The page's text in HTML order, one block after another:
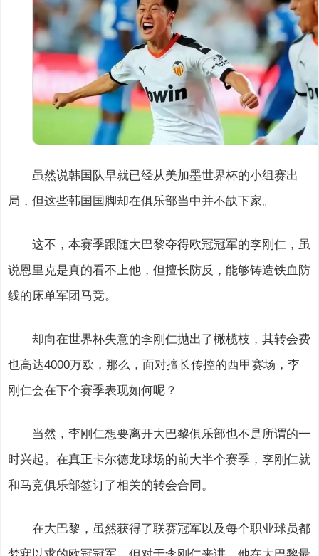
虽然说韩国队早就已经从美加墨世界杯的小组赛出
局，但这些韩国国脚却在俱乐部当中并不缺下家。
这不，本赛季跟随大巴黎夺得欧冠冠军的李刚仁，虽
说恩里克是真的看不上他，但擅长防反，能够铸造铁血防
线的床单军团马竞。
却向在世界杯失意的李刚仁抛出了橄榄枝，其转会费
也高达4000万欧，那么，面对擅长传控的西甲赛场，李
刚仁会在下个赛季表现如何呢？
当然，李刚仁想要离开大巴黎俱乐部也不是所谓的一
时兴起。在真正卡尔德龙球场的前大半个赛季，李刚仁就
和马竞俱乐部签订了相关的转会合同。
在大巴黎，虽然获得了联赛冠军以及每个职业球员都